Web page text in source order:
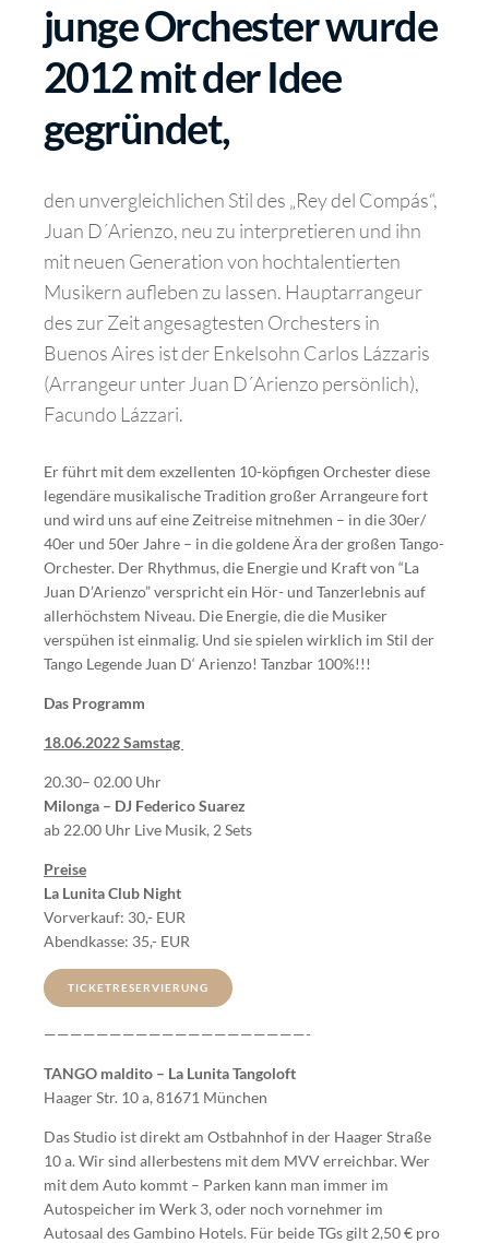
junge Orchester wurde
2012 mit der Idee
gegründet,
den unvergleichlichen Stil des „Rey del Compás“,
Juan D´Arienzo, neu zu interpretieren und ihn
mit neuen Generation von hochtalentierten
Musikern aufleben zu lassen. Hauptarrangeur
des zur Zeit angesagtesten Orchesters in
Buenos Aires ist der Enkelsohn Carlos Lázzaris
(Arrangeur unter Juan D´Arienzo persönlich),
Facundo Lázzari.
Er führt mit dem exzellenten 10-köpfigen Orchester diese
legendäre musikalische Tradition großer Arrangeure fort
und wird uns auf eine Zeitreise mitnehmen – in die 30er/
40er und 50er Jahre – in die goldene Ära der großen Tango-
Orchester. Der Rhythmus, die Energie und Kraft von “La
Juan D’Arienzo” verspricht ein Hör- und Tanzerlebnis auf
allerhöchstem Niveau. Die Energie, die die Musiker
verspühen ist einmalig. Und sie spielen wirklich im Stil der
Tango Legende Juan D‘ Arienzo! Tanzbar 100%!!!
Das Programm
18.06.2022 Samstag
20.30– 02.00 Uhr
Milonga – DJ Federico Suarez
ab 22.00 Uhr Live Musik, 2 Sets
Preise
La Lunita Club Night
Vorverkauf: 30,- EUR
Abendkasse: 35,- EUR
TICKETRESERVIERUNG
————————————————————-
TANGO maldito – La Lunita Tangoloft
Haager Str. 10 a, 81671 München
Das Studio ist direkt am Ostbahnhof in der Haager Straße
10 a. Wir sind allerbestens mit dem MVV erreichbar. Wer
mit dem Auto kommt – Parken kann man immer im
Autospeicher im Werk 3, oder noch vornehmer im
Autosaal des Gambino Hotels. Für beide TGs gilt 2,50 € pro